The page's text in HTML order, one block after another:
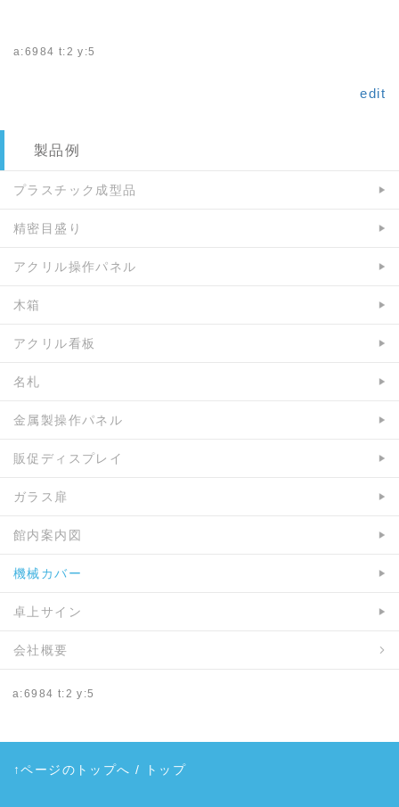
a:6984 t:2 y:5
edit
製品例
プラスチック成型品
精密目盛り
アクリル操作パネル
木箱
アクリル看板
名札
金属製操作パネル
販促ディスプレイ
ガラス扉
館内案内図
機械カバー
卓上サイン
会社概要
a:6984 t:2 y:5
↑ページのトップへ / トップ